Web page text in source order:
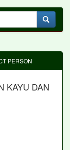
PERSON
KAYU DAN